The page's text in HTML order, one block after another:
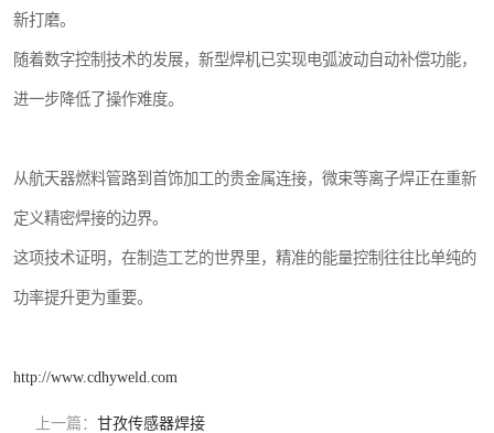
新打磨。
随着数字控制技术的发展，新型焊机已实现电弧波动自动补偿功能，
进一步降低了操作难度。
从航天器燃料管路到首饰加工的贵金属连接，微束等离子焊正在重新
定义精密焊接的边界。
这项技术证明，在制造工艺的世界里，精准的能量控制往往比单纯的
功率提升更为重要。
http://www.cdhyweld.com
上一篇： 甘孜传感器焊接